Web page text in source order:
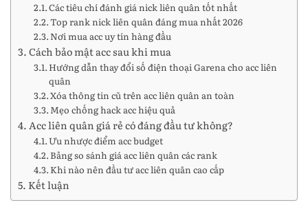
Các tiêu chí đánh giá nick liên quân tốt nhất
Top rank nick liên quân đáng mua nhất 2026
Nơi mua acc uy tín hàng đầu
Cách bảo mật acc sau khi mua
Hướng dẫn thay đổi số điện thoại Garena cho acc liên
quân
Xóa thông tin cũ trên acc liên quân an toàn
Mẹo chống hack acc hiệu quả
Acc liên quân giá rẻ có đáng đầu tư không?
Ưu nhược điểm acc budget
Bảng so sánh giá acc liên quân các rank
Khi nào nên đầu tư acc liên quân cao cấp
Kết luận